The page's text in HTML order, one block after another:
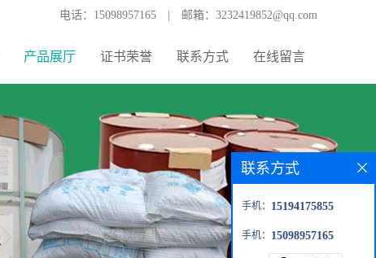
电话： 15098957165 邮箱： 3232419852@qq.com
产品展厅 证书荣誉 联系方式 在线留言
联系方式
手机： 15194175855
手机： 15098957165